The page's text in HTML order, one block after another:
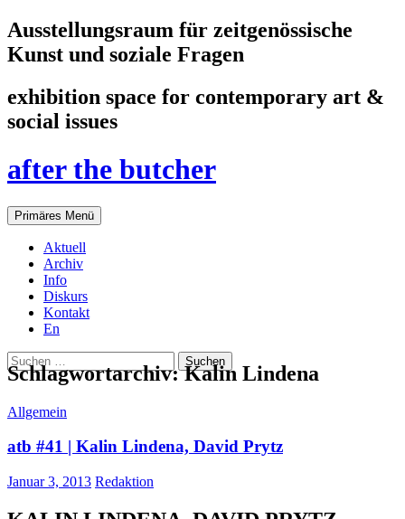
Ausstellungsraum für zeitgenössische
Kunst und soziale Fragen
exhibition space for contemporary art &
social issues
after the butcher
Suchen
Primäres Menü Zum
Inhalt
Aktuell
Archiv
Info
Diskurs
Kontakt
En
Suchen
nach:
Schlagwortarchiv: Kalin Lindena
Allgemein
atb #41 | Kalin Lindena, David Prytz
Januar 3, 2013 Redaktion